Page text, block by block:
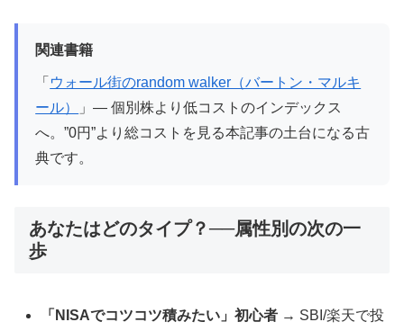
関連書籍
「 ウォール街のrandom walker（バートン・マルキ
ール）
」— 個別株より低コストのインデックス
へ。”0円”より総コストを見る本記事の土台になる古
典です。
あなたはどのタイプ？──属性別の次の一
歩
「NISAでコツコツ積みたい」初心者 → SBI/楽天で投